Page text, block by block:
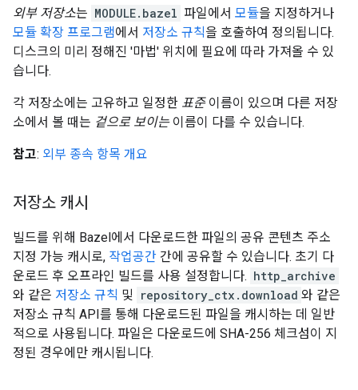
외부 저장소는 MODULE.bazel 파일에서 모듈을 지정하거나
모듈 확장 프로그램에서 저장소 규칙을 호출하여 정의됩니다.
디스크의 미리 정해진 '마법' 위치에 필요에 따라 가져올 수 있
습니다.
각 저장소에는 고유하고 일정한 표준이름이 있으며 다른 저장
소에서 볼 때는 겉으로 보이는이름이 다를 수 있습니다.
참고: 외부 종속 항목 개요
저장소 캐시
빌드를 위해 Bazel에서 다운로드한 파일의 공유 콘텐츠 주소
지정 가능 캐시로, 작업공간 간에 공유할 수 있습니다. 초기 다
운로드 후 오프라인 빌드를 사용 설정합니다. http_archive
와 같은 저장소 규칙 및 repository_ctx.download 와 같은
저장소 규칙 API를 통해 다운로드된 파일을 캐시하는 데 일반
적으로 사용됩니다. 파일은 다운로드에 SHA-256 체크섬이 지
정된 경우에만 캐시됩니다.